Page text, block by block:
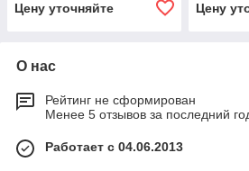
Цену уточняйте Цену
О нас
Рейтинг не сформирован
Менее 5 отзывов за последний
Работает с 04.06.2013